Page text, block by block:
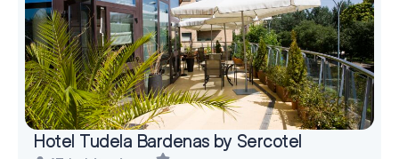
Hotel Tudela Bardenas by Sercotel